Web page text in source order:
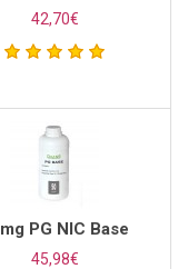
42,70€
PG NIC Base
45,98€